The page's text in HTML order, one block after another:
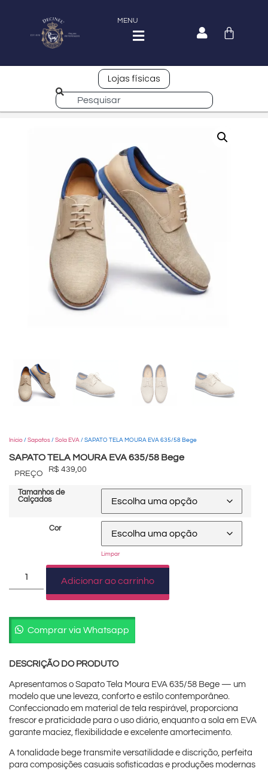
MENU
Lojas físicas
Início / Sapatos / Sola EVA / SAPATO TELA MOURA EVA 635/58 Bege
SAPATO TELA MOURA EVA 635/58 Bege
PREÇO
R$ 439,00
Tamanhos de
Calçados
Cor
Limpar
Adicionar ao carrinho
Comprar via Whatsapp
DESCRIÇÃO DO PRODUTO
Apresentamos o Sapato Tela Moura EVA 635/58 Bege — um
modelo que une leveza, conforto e estilo contemporâneo.
Confeccionado em material de tela respirável, proporciona
frescor e praticidade para o uso diário, enquanto a sola em EVA
garante maciez, flexibilidade e excelente amortecimento.
A tonalidade bege transmite versatilidade e discrição, perfeita
para composições casuais sofisticadas e produções modernas